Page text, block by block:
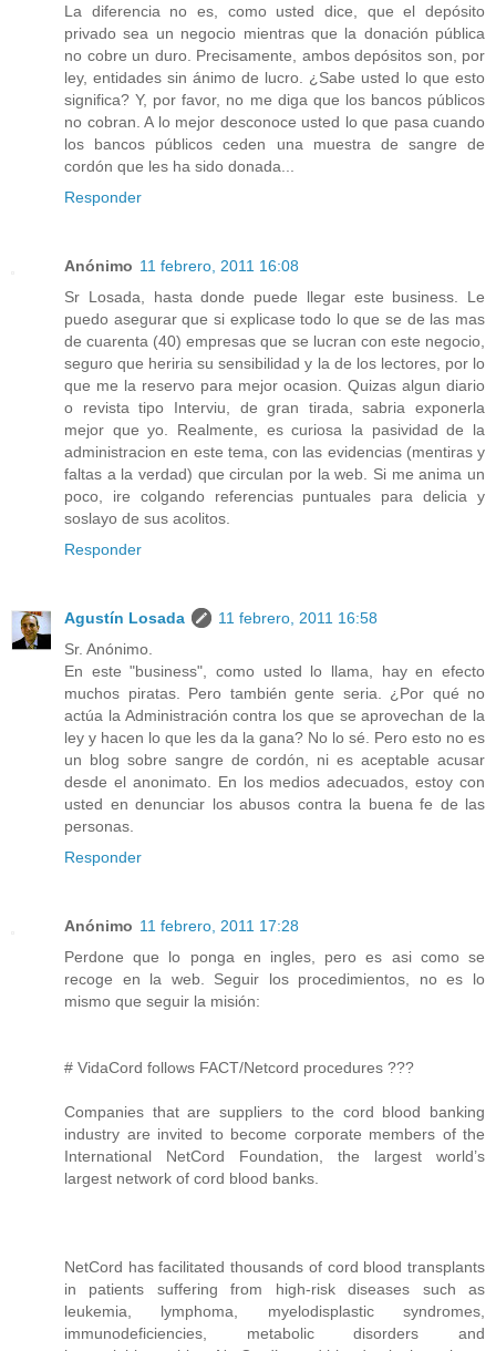
La diferencia no es, como usted dice, que el depósito
privado sea un negocio mientras que la donación pública
no cobre un duro. Precisamente, ambos depósitos son, por
ley, entidades sin ánimo de lucro. ¿Sabe usted lo que esto
significa? Y, por favor, no me diga que los bancos públicos
no cobran. A lo mejor desconoce usted lo que pasa cuando
los bancos públicos ceden una muestra de sangre de
cordón que les ha sido donada...
Responder
Anónimo 11 febrero, 2011 16:08
Sr Losada, hasta donde puede llegar este business. Le
puedo asegurar que si explicase todo lo que se de las mas
de cuarenta (40) empresas que se lucran con este negocio,
seguro que heriria su sensibilidad y la de los lectores, por lo
que me la reservo para mejor ocasion. Quizas algun diario
o revista tipo Interviu, de gran tirada, sabria exponerla
mejor que yo. Realmente, es curiosa la pasividad de la
administracion en este tema, con las evidencias (mentiras y
faltas a la verdad) que circulan por la web. Si me anima un
poco, ire colgando referencias puntuales para delicia y
soslayo de sus acolitos.
Responder
Agustín Losada
11 febrero, 2011 16:58
Sr. Anónimo.
En este "business", como usted lo llama, hay en efecto
muchos piratas. Pero también gente seria. ¿Por qué no
actúa la Administración contra los que se aprovechan de la
ley y hacen lo que les da la gana? No lo sé. Pero esto no es
un blog sobre sangre de cordón, ni es aceptable acusar
desde el anonimato. En los medios adecuados, estoy con
usted en denunciar los abusos contra la buena fe de las
personas.
Responder
Anónimo 11 febrero, 2011 17:28
Perdone que lo ponga en ingles, pero es asi como se
recoge en la web. Seguir los procedimientos, no es lo
mismo que seguir la misión:
# VidaCord follows FACT/Netcord procedures ???
Companies that are suppliers to the cord blood banking
industry are invited to become corporate members of the
International NetCord Foundation, the largest world’s
largest network of cord blood banks.
NetCord has facilitated thousands of cord blood transplants
in patients suffering from high-risk diseases such as
leukemia, lymphoma, myelodisplastic syndromes,
immunodeficiencies, metabolic disorders and